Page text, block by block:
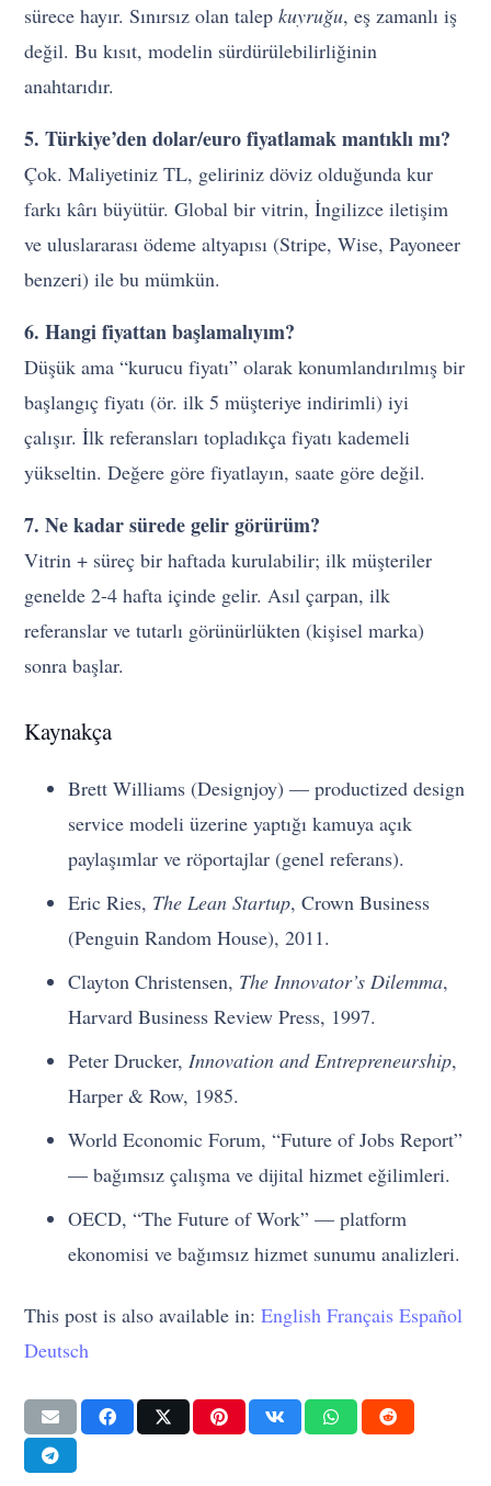
sürece hayır. Sınırsız olan talepkuyruğu, eş zamanlı iş
değil. Bu kısıt, modelin sürdürülebilirliğinin
anahtarıdır.
5. Türkiye’den dolar/euro fiyatlamak mantıklı mı?
Çok. Maliyetiniz TL, geliriniz döviz olduğunda kur
farkı kârı büyütür. Global bir vitrin, İngilizce iletişim
ve uluslararası ödeme altyapısı (Stripe, Wise, Payoneer
benzeri) ile bu mümkün.
6. Hangi fiyattan başlamalıyım?
Düşük ama “kurucu fiyatı” olarak konumlandırılmış bir
başlangıç fiyatı (ör. ilk 5 müşteriye indirimli) iyi
çalışır. İlk referansları topladıkça fiyatı kademeli
yükseltin. Değere göre fiyatlayın, saate göre değil.
7. Ne kadar sürede gelir görürüm?
Vitrin + süreç bir haftada kurulabilir; ilk müşteriler
genelde 2-4 hafta içinde gelir. Asıl çarpan, ilk
referanslar ve tutarlı görünürlükten (kişisel marka)
sonra başlar.
Kaynakça
Brett Williams (Designjoy) — productized design
service modeli üzerine yaptığı kamuya açık
paylaşımlar ve röportajlar (genel referans).
Eric Ries, The Lean Startup, Crown Business
(Penguin Random House), 2011.
Clayton Christensen, The Innovator’s Dilemma,
Harvard Business Review Press, 1997.
Peter Drucker,Innovation and Entrepreneurship,
Harper & Row, 1985.
World Economic Forum, “Future of Jobs Report”
— bağımsız çalışma ve dijital hizmet eğilimleri.
OECD, “The Future of Work” — platform
ekonomisi ve bağımsız hizmet sunumu analizleri.
This post is also available in:English Français Español
Deutsch